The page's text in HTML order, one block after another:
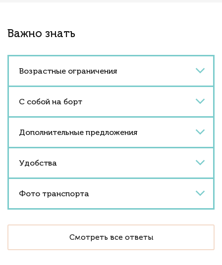
Важно знать
Возрастные ограничения
С собой на борт
Дополнительные предложения
Удобства
Фото транспорта
Смотреть все ответы